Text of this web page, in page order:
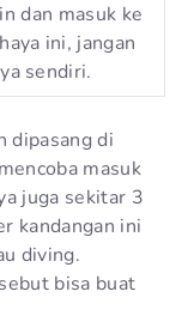
dan masuk ke
ini, jangan
sendiri.
dipasang di
masuk
juga sekitar 3
kandangan ini
diving.
bisa buat